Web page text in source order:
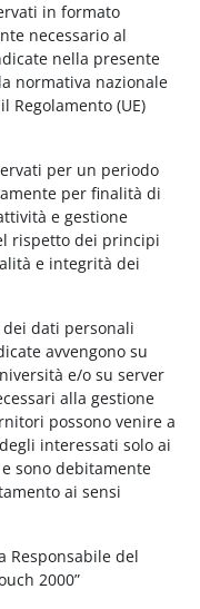
in formato
necessario al
nella presente
normativa nazionale
Regolamento (UE)
per un periodo
per finalità di
e gestione
rispetto dei principi
e integrità dei
dei dati personali
avvengono su
e/o su server
alla gestione
possono venire a
interessati solo ai
sono debitamente
ai sensi
Responsabile del
2000”